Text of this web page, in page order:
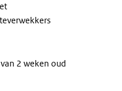
2 weken oud